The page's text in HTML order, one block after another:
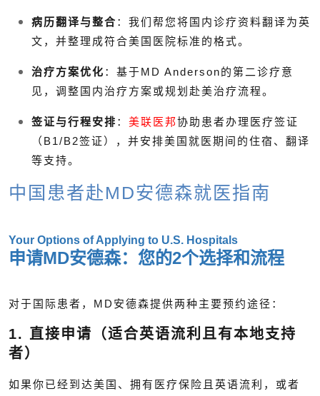
病历翻译与整合 ：我们帮您将国内诊疗资料翻译为英
文，并整理成符合美国医院标准的格式。
治疗方案优化 ：基于MD Anderson的第二诊疗意
见，调整国内治疗方案或规划赴美治疗流程。
签证与行程安排 ： 美联医邦协助患者办理医疗签证
（B1/B2签证），并安排美国就医期间的住宿、翻译
等支持。
中国患者赴MD安德森就医指南
Your Options of Applying to U.S. Hospitals
申请MD安德森：您的2个选择和流程
对于国际患者，MD安德森提供两种主要预约途径：
1. 直接申请（适合英语流利且有本地支持
者）
如果你已经到达美国、拥有医疗保险且英语流利，或者